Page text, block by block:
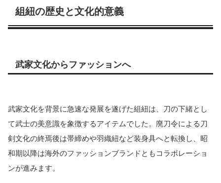
組紐の歴史と文化的意義
武家文化からファッションへ
武家文化を背景に急速な発展を遂げた組紐は、刀の下緒とし
て武士の美意識を象徴するアイテムでした。廃刀令による刀
剣文化の終焉後は帯締めや羽織紐など装身具へと転換し、昭
和期以降は海外のファッションブランドともコラボレーショ
ンが進みます。